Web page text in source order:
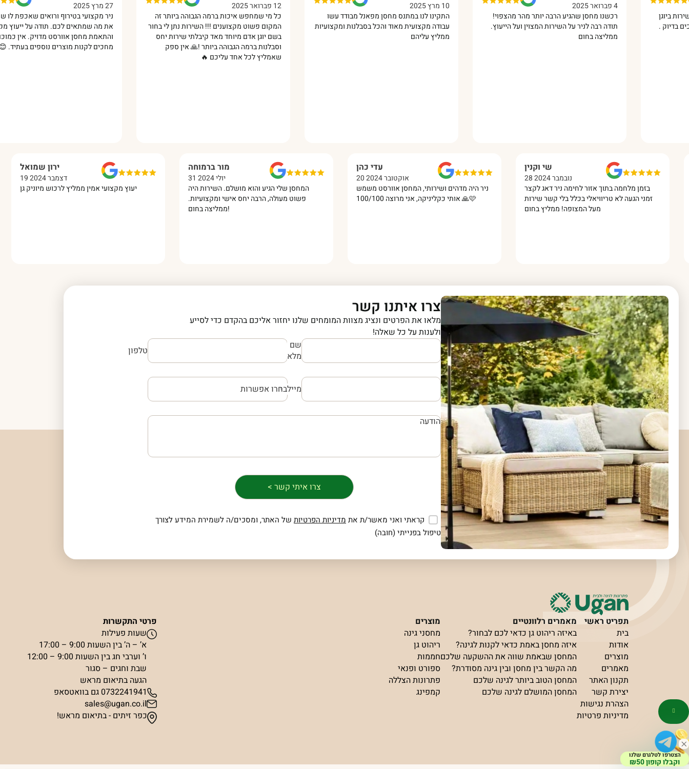
ביוגן
.
רכשנו מחסן שהגיע הרבה יותר מהר מהצפוי!
תודה רבה לניר על השירות המצוין ועל הייעוץ.
ממליצה בחום
התקינו לנו במתנס מחסן מפאנל מבודד עשו
עבודה מקצועית מאוד והכל בסבלנות ומקצועיות
ממליץ עליהם
12 פברואר 2025
כל מי שמחפש איכות ברמה הגבוהה ביותר זה
המקום פשוט מקצוענים !!! השירות נתן לי בחור
בשם יוגן אדם מיוחד מאד קיבלתי שירות יחס
וסבלנות ברמה הגבוהה ביותר !🙏 אין ספק
שאמליץ לכל אחד עליכם 🔥‏
27 מרץ 2025
ניר מקצועי בטירוף ורואים שאכפת לו
את מה שמתאים לכם. תודה על ייעוץ
והתאמת מחסן אוורסט מדויק. אין כמוכם!
מחכים לקנות מוצרים נוספים בעתיד. 😊‏
ירון שמואל
19 דצמבר 2024
יעוץ מקצועי אמין ממליץ לרכוש מיוניק גן
מור ברמוחה
31 יולי 2024
המחסן שלי הגיע והוא מושלם. השירות היה
פשוט מעולה, הרבה יחס אישי ומקצועיות.
ממליצה בחום!
עדי כהן
20 אוקטובר 2024
ניר היה מדהים ושירותי, המחסן אוורסט משמש
אותי כקליניקה, אני מרוצה 100/100 🙏🩷‏
שי וקנין
28 נובמבר 2024
בזמן מלחמה בתוך אזור לחימה ניר דאג לקצר
זמני הגעה לא טריוויאלי בכלל בלי קשר שירות
מעל המצופה! ממליץ בחום
צרו איתנו קשר
מלאו את הפרטים ונציג מצוות המומחים שלנו יחזור אליכם בהקדם כדי לסייע
ולענות על כל שאלה!
שם
מלא
טלפון
מייל
קראתי ואני מאשר/ת את מדיניות הפרטיות של האתר, ומסכים/ה לשמירת המידע לצורך
טיפול בפנייתי (חובה)
תפריט ראשי
בית
אודות
מוצרים
מאמרים
תקנון האתר
יצירת קשר
הצהרת נגישות
מדיניות פרטיות
מאמרים רלוונטיים
באיזה ריהוט גן כדאי לכם לבחור?
איזה מחסן באמת כדאי לקנות לגינה?
המחסן שבאמת שווה את ההשקעה שלכם
מה הקשר בין מחסן ובין גינה מסודרת?
המחסן הטוב ביותר לגינה שלכם
המחסן המושלם לגינה שלכם
מוצרים
מחסני גינה
ריהוט גן
חממות
ספורט ופנאי
פתרונות הצללה
קמפינג
פרטי התקשרות
שעות פעילות
א’ – ה’ בין השעות 9:00 – 17:00
ו’ וערבי חג בין השעות 9:00 – 12:00
שבת וחגים – סגור
הגעה בתיאום מראש
0732241941 גם בוואטסאפ
sales@ugan.co.il
כפר זיתים - בתיאום מראש!
הצטרפו לטלגרם שלנו
וקבלו קופון ₪50